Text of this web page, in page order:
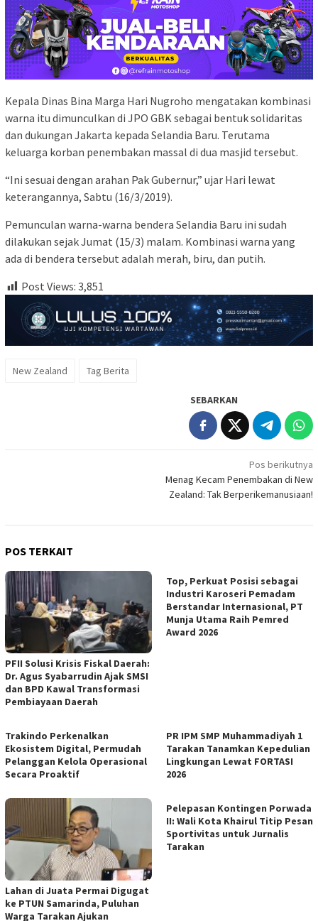
Kepala Dinas Bina Marga Hari Nugroho mengatakan kombinasi
warna itu dimunculkan di JPO GBK sebagai bentuk solidaritas
dan dukungan Jakarta kepada Selandia Baru. Terutama
keluarga korban penembakan massal di dua masjid tersebut.
“Ini sesuai dengan arahan Pak Gubernur,” ujar Hari lewat
keterangannya, Sabtu (16/3/2019).
Pemunculan warna-warna bendera Selandia Baru ini sudah
dilakukan sejak Jumat (15/3) malam. Kombinasi warna yang
ada di bendera tersebut adalah merah, biru, dan putih.
Post Views: 3,851
New Zealand Tag Berita
SEBARKAN
Pos berikutnya
Menag Kecam Penembakan di New
Zealand: Tak Berperikemanusiaan!
POS TERKAIT
PFII Solusi Krisis Fiskal Daerah:
Dr. Agus Syabarrudin Ajak SMSI
dan BPD Kawal Transformasi
Pembiayaan Daerah
Top, Perkuat Posisi sebagai
Industri Karoseri Pemadam
Berstandar Internasional, PT
Munja Utama Raih Pemred
Award 2026
Trakindo Perkenalkan
Ekosistem Digital, Permudah
Pelanggan Kelola Operasional
Secara Proaktif
PR IPM SMP Muhammadiyah 1
Tarakan Tanamkan Kepedulian
Lingkungan Lewat FORTASI
2026
Lahan di Juata Permai Digugat
ke PTUN Samarinda, Puluhan
Warga Tarakan Ajukan
Pelepasan Kontingen Porwada
II: Wali Kota Khairul Titip Pesan
Sportivitas untuk Jurnalis
Tarakan